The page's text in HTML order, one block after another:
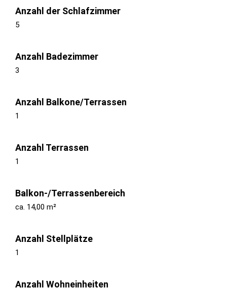
Anzahl der Schlafzimmer
5
Anzahl Badezimmer
3
Anzahl Balkone/Terrassen
1
Anzahl Terrassen
1
Balkon-/Terrassenbereich
ca. 14,00 m²
Anzahl Stellplätze
1
Anzahl Wohneinheiten